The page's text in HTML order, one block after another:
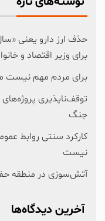
حذف ارز دارو یعنی
برای وزیر اقتصاد و
برای مردم مهم نیست
توقف‌ناپذیری
جنگ
کارکرد سنتی روابط
نیست
آتش‌سوزی در منطقه
آخرین دیدگاه‌ها